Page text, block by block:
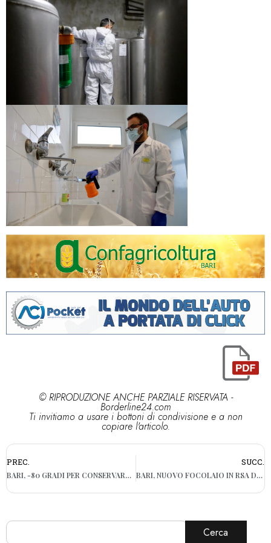
© RIPRODUZIONE ANCHE PARZIALE RISERVATA -
Borderline24.com
Ti invitiamo a usare i bottoni di condivisione e a non
copiare l'articolo.
PREC.
BARI, -80 GRADI PER CONSERVARE IL VACCINO COVID: ATTIVATI I FRIGO SPECIALI NEL POLICLINICO
SUCC.
BARI, NUOVO FOCOLAIO IN RSA DEL SAN PAOLO: 61 POSITIVI
Cerca